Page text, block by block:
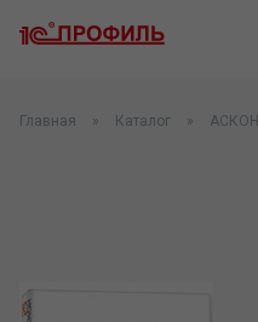
Главная Каталог АСКОН